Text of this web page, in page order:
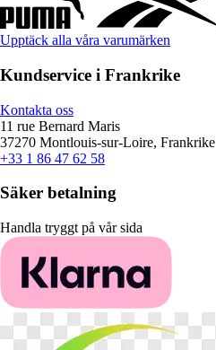
Upptäck alla våra varumärken
Kundservice i Frankrike
Kontakta oss
11 rue Bernard Maris
37270 Montlouis-sur-Loire, Frankrike
+33 1 86 47 62 58
Säker betalning
Handla tryggt på vår sida